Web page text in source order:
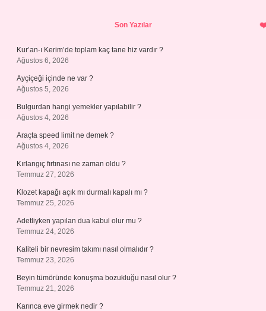
Son Yazılar
Kur’an-ı Kerim’de toplam kaç tane hiz vardır ?
Ağustos 6, 2026
Ayçiçeği içinde ne var ?
Ağustos 5, 2026
Bulgurdan hangi yemekler yapılabilir ?
Ağustos 4, 2026
Araçta speed limit ne demek ?
Ağustos 4, 2026
Kırlangıç fırtınası ne zaman oldu ?
Temmuz 27, 2026
Klozet kapağı açık mı durmalı kapalı mı ?
Temmuz 25, 2026
Adetliyken yapılan dua kabul olur mu ?
Temmuz 24, 2026
Kaliteli bir nevresim takımı nasıl olmalıdır ?
Temmuz 23, 2026
Beyin tümöründe konuşma bozukluğu nasıl olur ?
Temmuz 21, 2026
Karınca eve girmek nedir ?